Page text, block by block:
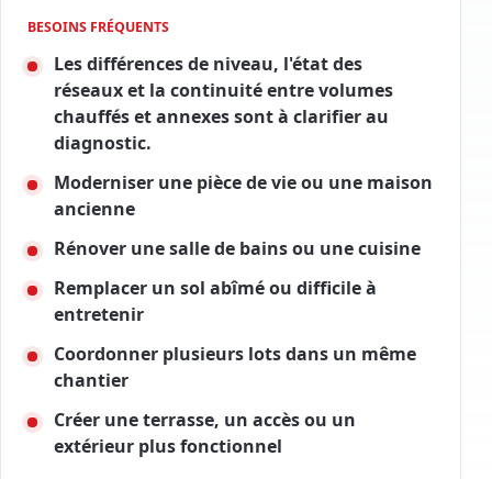
BESOINS FRÉQUENTS
Les différences de niveau, l'état des
réseaux et la continuité entre volumes
chauffés et annexes sont à clarifier au
diagnostic.
Moderniser une pièce de vie ou une maison
ancienne
Rénover une salle de bains ou une cuisine
Remplacer un sol abîmé ou difficile à
entretenir
Coordonner plusieurs lots dans un même
chantier
Créer une terrasse, un accès ou un
extérieur plus fonctionnel